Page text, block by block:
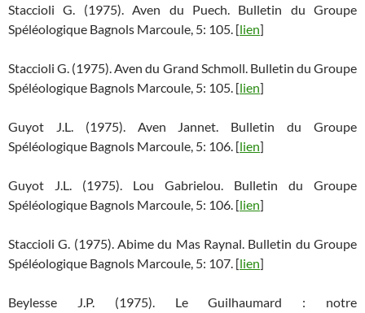
Staccioli G. (1975). Aven du Puech. Bulletin du Groupe
Spéléologique Bagnols Marcoule, 5: 105. [lien]
Staccioli G. (1975). Aven du Grand Schmoll. Bulletin du Groupe
Spéléologique Bagnols Marcoule, 5: 105. [lien]
Guyot J.L. (1975). Aven Jannet. Bulletin du Groupe
Spéléologique Bagnols Marcoule, 5: 106. [lien]
Guyot J.L. (1975). Lou Gabrielou. Bulletin du Groupe
Spéléologique Bagnols Marcoule, 5: 106. [lien]
Staccioli G. (1975). Abime du Mas Raynal. Bulletin du Groupe
Spéléologique Bagnols Marcoule, 5: 107. [lien]
Beylesse J.P. (1975). Le Guilhaumard : notre